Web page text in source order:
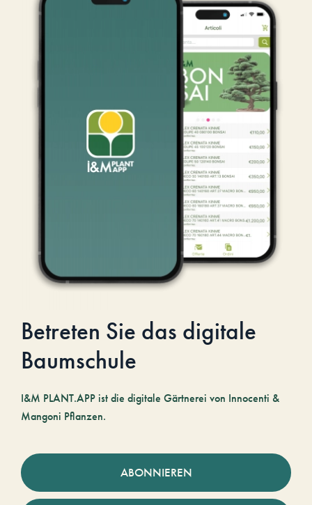
Betreten Sie das digitale
Baumschule
I&M PLANT.APP ist die digitale Gärtnerei von Innocenti &
Mangoni Pflanzen.
ABONNIEREN